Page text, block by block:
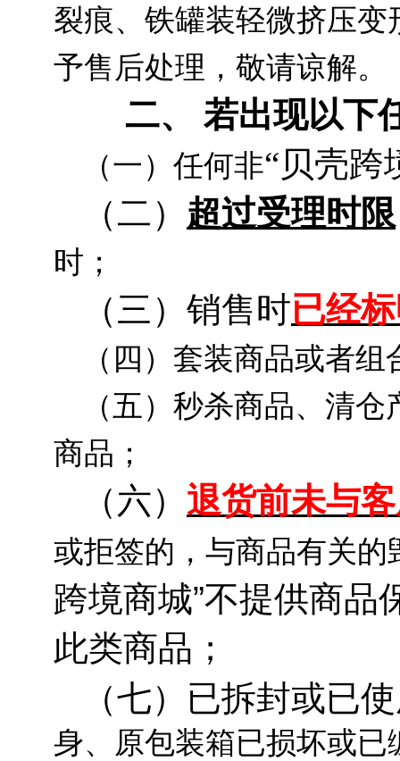
裂痕、铁罐装轻微挤压
予售后处理，敬请谅解。
二、 若出现以下
（一）任何非“贝壳跨
（二） 超过受理时限
时；
（三）销售时已经
（四）套装商品或者
（五）秒杀商品、清
商品；
（六） 退货前未与
或拒签的，与商品有关
跨境商城”不提供商品
此类商品；
（七）已拆封或已
身、原包装箱已损坏或